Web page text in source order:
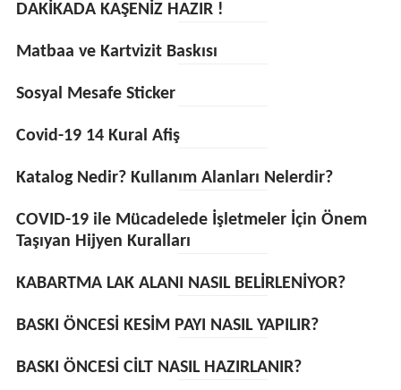
DAKİKADA KAŞENİZ HAZIR !
Matbaa ve Kartvizit Baskısı
Sosyal Mesafe Sticker
Covid-19 14 Kural Afiş
Katalog Nedir? Kullanım Alanları Nelerdir?
COVID-19 ile Mücadelede İşletmeler İçin Önem
Taşıyan Hijyen Kuralları
KABARTMA LAK ALANI NASIL BELİRLENİYOR?
BASKI ÖNCESİ KESİM PAYI NASIL YAPILIR?
BASKI ÖNCESİ CİLT NASIL HAZIRLANIR?